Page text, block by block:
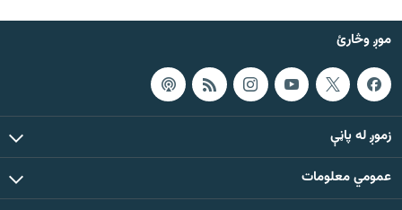
موږ وڅارئ
زموږ له پاڼې
عمومي معلومات